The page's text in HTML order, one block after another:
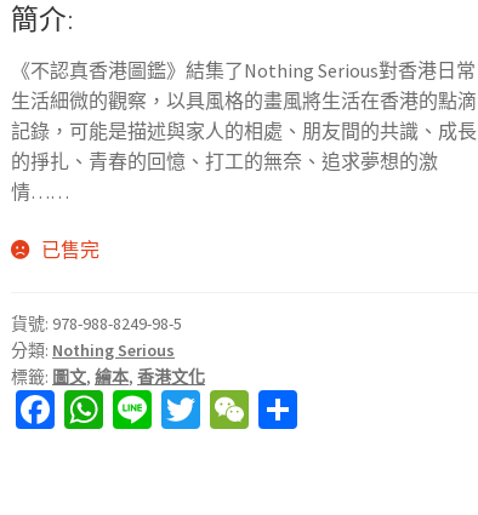
簡介:
《不認真香港圖鑑》結集了Nothing Serious對香港日常
生活細微的觀察，以具風格的畫風將生活在香港的點滴
記錄，可能是描述與家人的相處、朋友間的共識、成長
的掙扎、青春的回憶、打工的無奈、追求夢想的激
情……
已售完
貨號: 978-988-8249-98-5
分類: Nothing Serious
標籤: 圖文,繪本,香港文化
Fa W Li T
W